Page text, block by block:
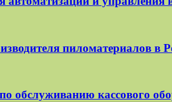
обслуживанию кассового